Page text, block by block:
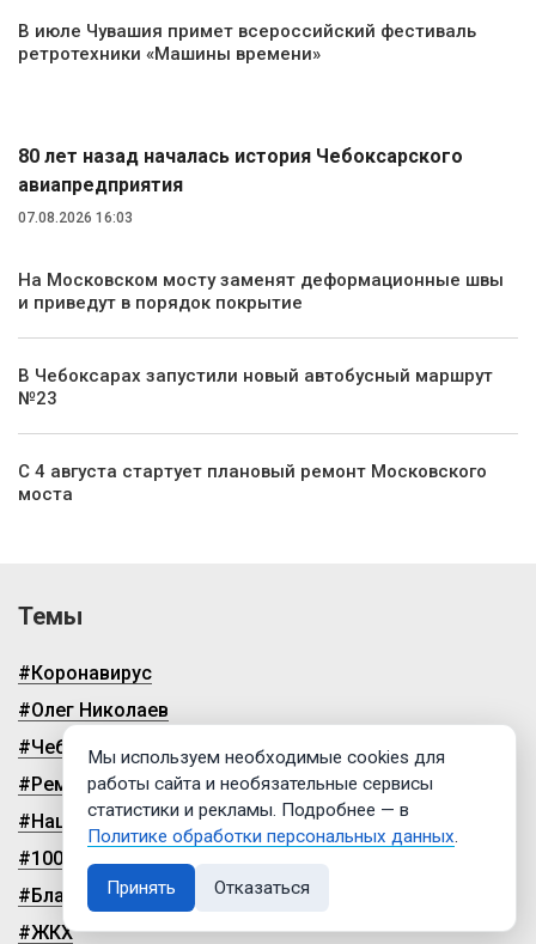
В июле Чувашия примет всероссийский фестиваль
ретротехники «Машины времени»
80 лет назад началась история Чебоксарского
авиапредприятия
07.08.2026 16:03
На Московском мосту заменят деформационные швы
и приведут в порядок покрытие
В Чебоксарах запустили новый автобусный маршрут
№23
С 4 августа стартует плановый ремонт Московского
моста
Темы
#Коронавирус
#Олег Николаев
#Чебоксары
#Ремонт дорог
#Нацпроекты
#100-летие чувашской автономии
#Благоустройство
#ЖКХ
Мы используем необходимые cookies для
работы сайта и необязательные сервисы
статистики и рекламы. Подробнее — в
Политике обработки персональных данных.
Принять Отказаться